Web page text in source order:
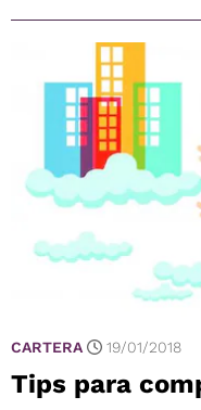
CARTERA 19/01/2018
Tips para